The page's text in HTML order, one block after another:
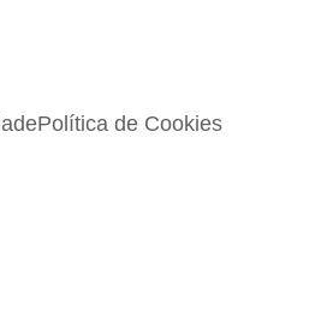
Política de Cookies